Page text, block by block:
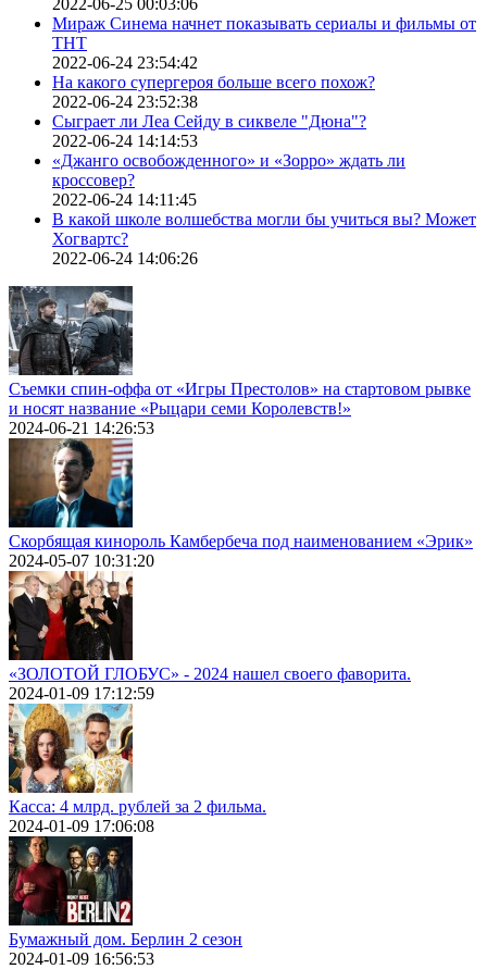
Мираж Синема начнет показывать сериалы и фильмы от
ТНТ
2022-06-24 23:54:42
На какого супергероя больше всего похож?
2022-06-24 23:52:38
Сыграет ли Леа Сейду в сиквеле "Дюна"?
2022-06-24 14:14:53
«Джанго освобожденного» и «Зорро» ждать ли
кроссовер?
2022-06-24 14:11:45
В какой школе волшебства могли бы учиться вы? Может
Хогвартс?
2022-06-24 14:06:26
Съемки спин-оффа от «Игры Престолов» на стартовом рывке
и носят название «Рыцари семи Королевств!»
2024-06-21 14:26:53
Скорбящая кинороль Камбербеча под наименованием «Эрик»
2024-05-07 10:31:20
«ЗОЛОТОЙ ГЛОБУС» - 2024 нашел своего фаворита.
2024-01-09 17:12:59
Касса: 4 млрд. рублей за 2 фильма.
2024-01-09 17:06:08
Бумажный дом. Берлин 2 сезон
2024-01-09 16:56:53